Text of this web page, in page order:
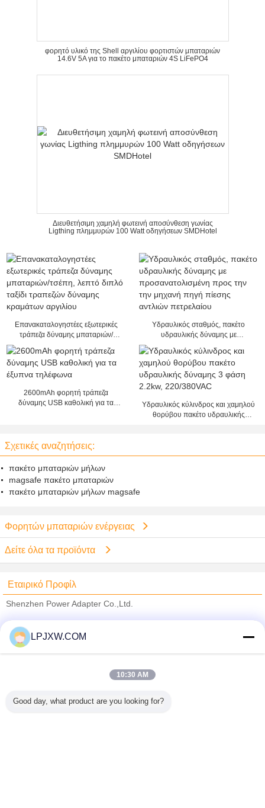
φορητό υλικό της Shell αργιλίου φορτιστών μπαταριών
14.6V 5A για το πακέτο μπαταριών 4S LiFePO4
Διευθετήσιμη χαμηλή φωτεινή αποσύνθεση γωνίας
Ligthing πλημμυρών 100 Watt οδηγήσεων SMDHotel
Επανακαταλογηστέες εξωτερικές
τράπεζα δύναμης μπαταριών/
τσέπη, λεπτό διπλό ταξίδι τραπεζών
δύναμης κραμάτων αργιλίου
Υδραυλικός σταθμός, πακέτο
υδραυλικής δύναμης με
προσανατολισμένη προς την την
μηχανή πηγή πίεσης αντλιών
πετρελαίου
2600mAh φορητή τράπεζα
δύναμης USB καθολική για τα
Υδραυλικός κύλινδρος και χαμηλού
θορύβου πακέτο υδραυλικής
Σχετικές αναζητήσεις:
πακέτο μπαταριών μήλων
magsafe πακέτο μπαταριών
πακέτο μπαταριών μήλων magsafe
Φορητών μπαταριών ενέργειας
Δείτε όλα τα προϊόντα
Εταιρικό Προφίλ
Shenzhen Power Adapter Co.,Ltd.
Trust Seal
Verified Suplier
Όλα τα Προϊόντα
LPJXW.COM
10:30 AM
Good day, what product are you looking for?